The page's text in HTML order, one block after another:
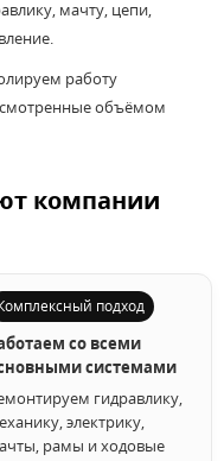
мачту, цепи,
работу
объёмом
компании
подход
со всеми
системами
гидравлику,
электрику,
рамы и ходовые